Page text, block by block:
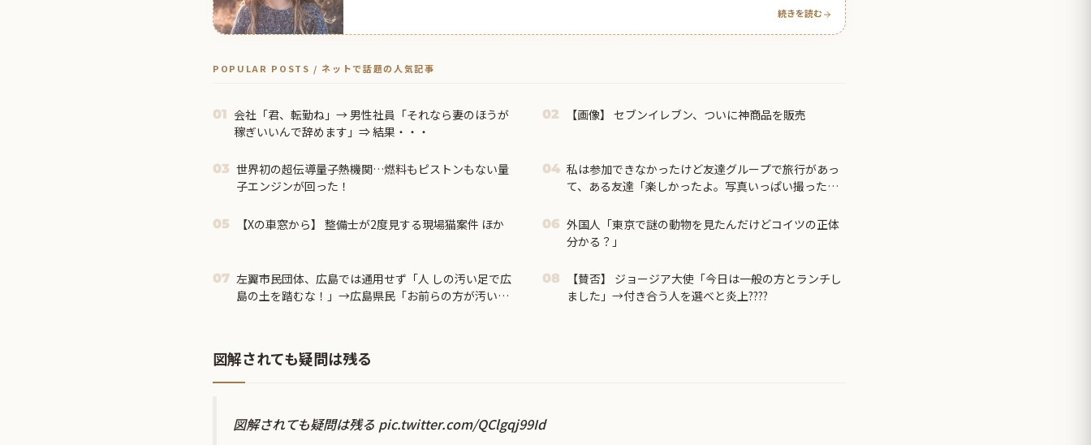
続きを読む
POPULAR POSTS / ネットで話題の人気記事
01 会社「君、転勤ね」→ 男性社員「それなら妻のほうが
稼ぎいいんで辞めます」⇒ 結果・・・
02 【画像】 セブンイレブン、ついに神商品を販売
03 世界初の超伝導量子熱機関…燃料もピストンもない量
子エンジンが回った！
04 私は参加できなかったけど友達グループで旅行があっ
て、ある友達「楽しかったよ。写真いっぱい撮った」
05 【Xの車窓から】 整備士が2度見する現場猫案件 ほか 06 外国人「東京で謎の動物を見たんだけどコイツの正体
分かる？」
07 左翼市民団体、広島では通用せず「人 しの汚い足で広
島の土を踏むな！」→広島県民「お前らの方が汚いん
08
【賛否】 ジョージア大使「今日は一般の方とランチし
ました」→付き合う人を選べと炎上????
図解されても疑問は残る
図解されても疑問は残る pic.twitter.com/QClgqj99Id